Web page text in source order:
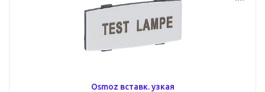
Osmoz вставк. узкая